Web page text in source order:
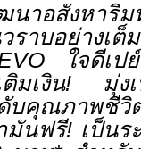
นาอสังหาริ
นวราบอย่
ใจดีเ
มเงิน! มุ่งเ
ดับคุณภาพชี
มันฟรี! เป็นร